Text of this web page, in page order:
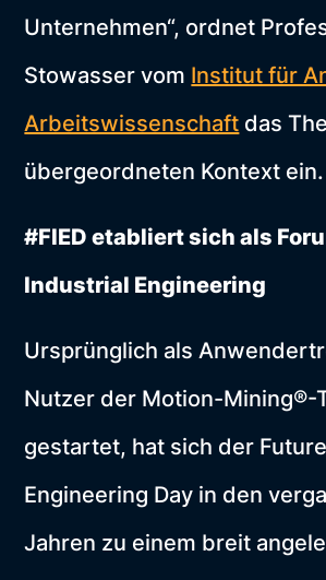
Unternehmen“, ordnet
Stowasser vom Institut für
Arbeitswissenschaft das
übergeordneten Kontext ein.
#FIED etabliert sich als
Industrial Engineering
Ursprünglich als
Nutzer der Motion-Mining®-
gestartet, hat sich der
Engineering Day in den
Jahren zu einem breit